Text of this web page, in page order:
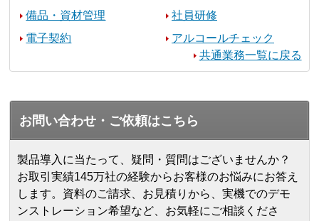
備品・資材管理
社員研修
電子契約
アルコールチェック
共通業務一覧に戻る
お問い合わせ・ご依頼はこちら
製品導入に当たって、疑問・質問はございませんか？
お取引実績145万社の経験からお客様のお悩みにお答え
します。 資料のご請求、お見積りから、実機でのデモ
ンストレーション希望など、お気軽にご相談くださ